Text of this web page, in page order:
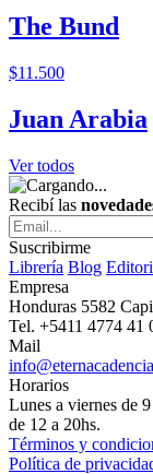
The Bund
$11.500
Juan Arabia
Ver todos
Recibí las
Suscribirme
Librería Blog
Empresa
Honduras 5582
Tel. +5411 4774 41
Mail
Horarios
Lunes a viernes de
de 12 a 20hs.
Términos y
Política de